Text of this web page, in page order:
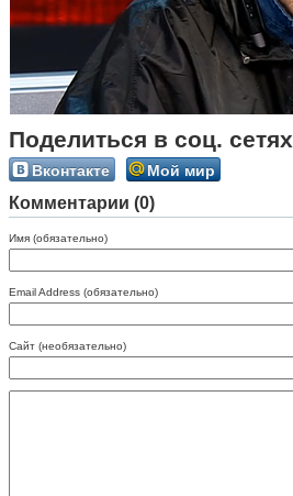
Поделиться в соц. сетях
Вконтакте Мой мир
Комментарии (0)
Имя (обязательно)
Email Address (обязательно)
Сайт (необязательно)